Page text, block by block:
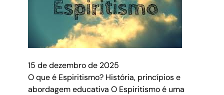
15 de dezembro de 2025
O que é Espiritismo? História, princípios e
abordagem educativa O Espiritismo é uma